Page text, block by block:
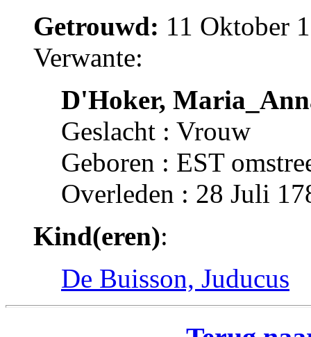
Getrouwd: 11 Oktober
Verwante:
D'Hoker,
Geslacht : Vrouw
Geboren : EST
Overleden : 28 Juli
Kind(eren):
De Buisson, Juducus